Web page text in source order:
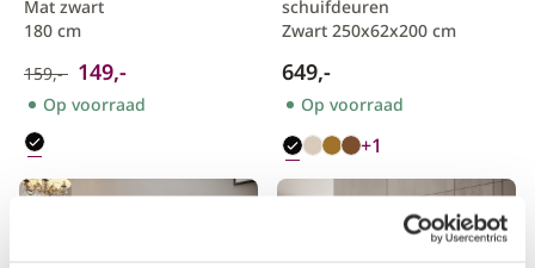
Mat zwart
180 cm
159,- 149,-
Op voorraad
schuifdeuren
Zwart 250x62x200 cm
649,-
Op voorraad
+1